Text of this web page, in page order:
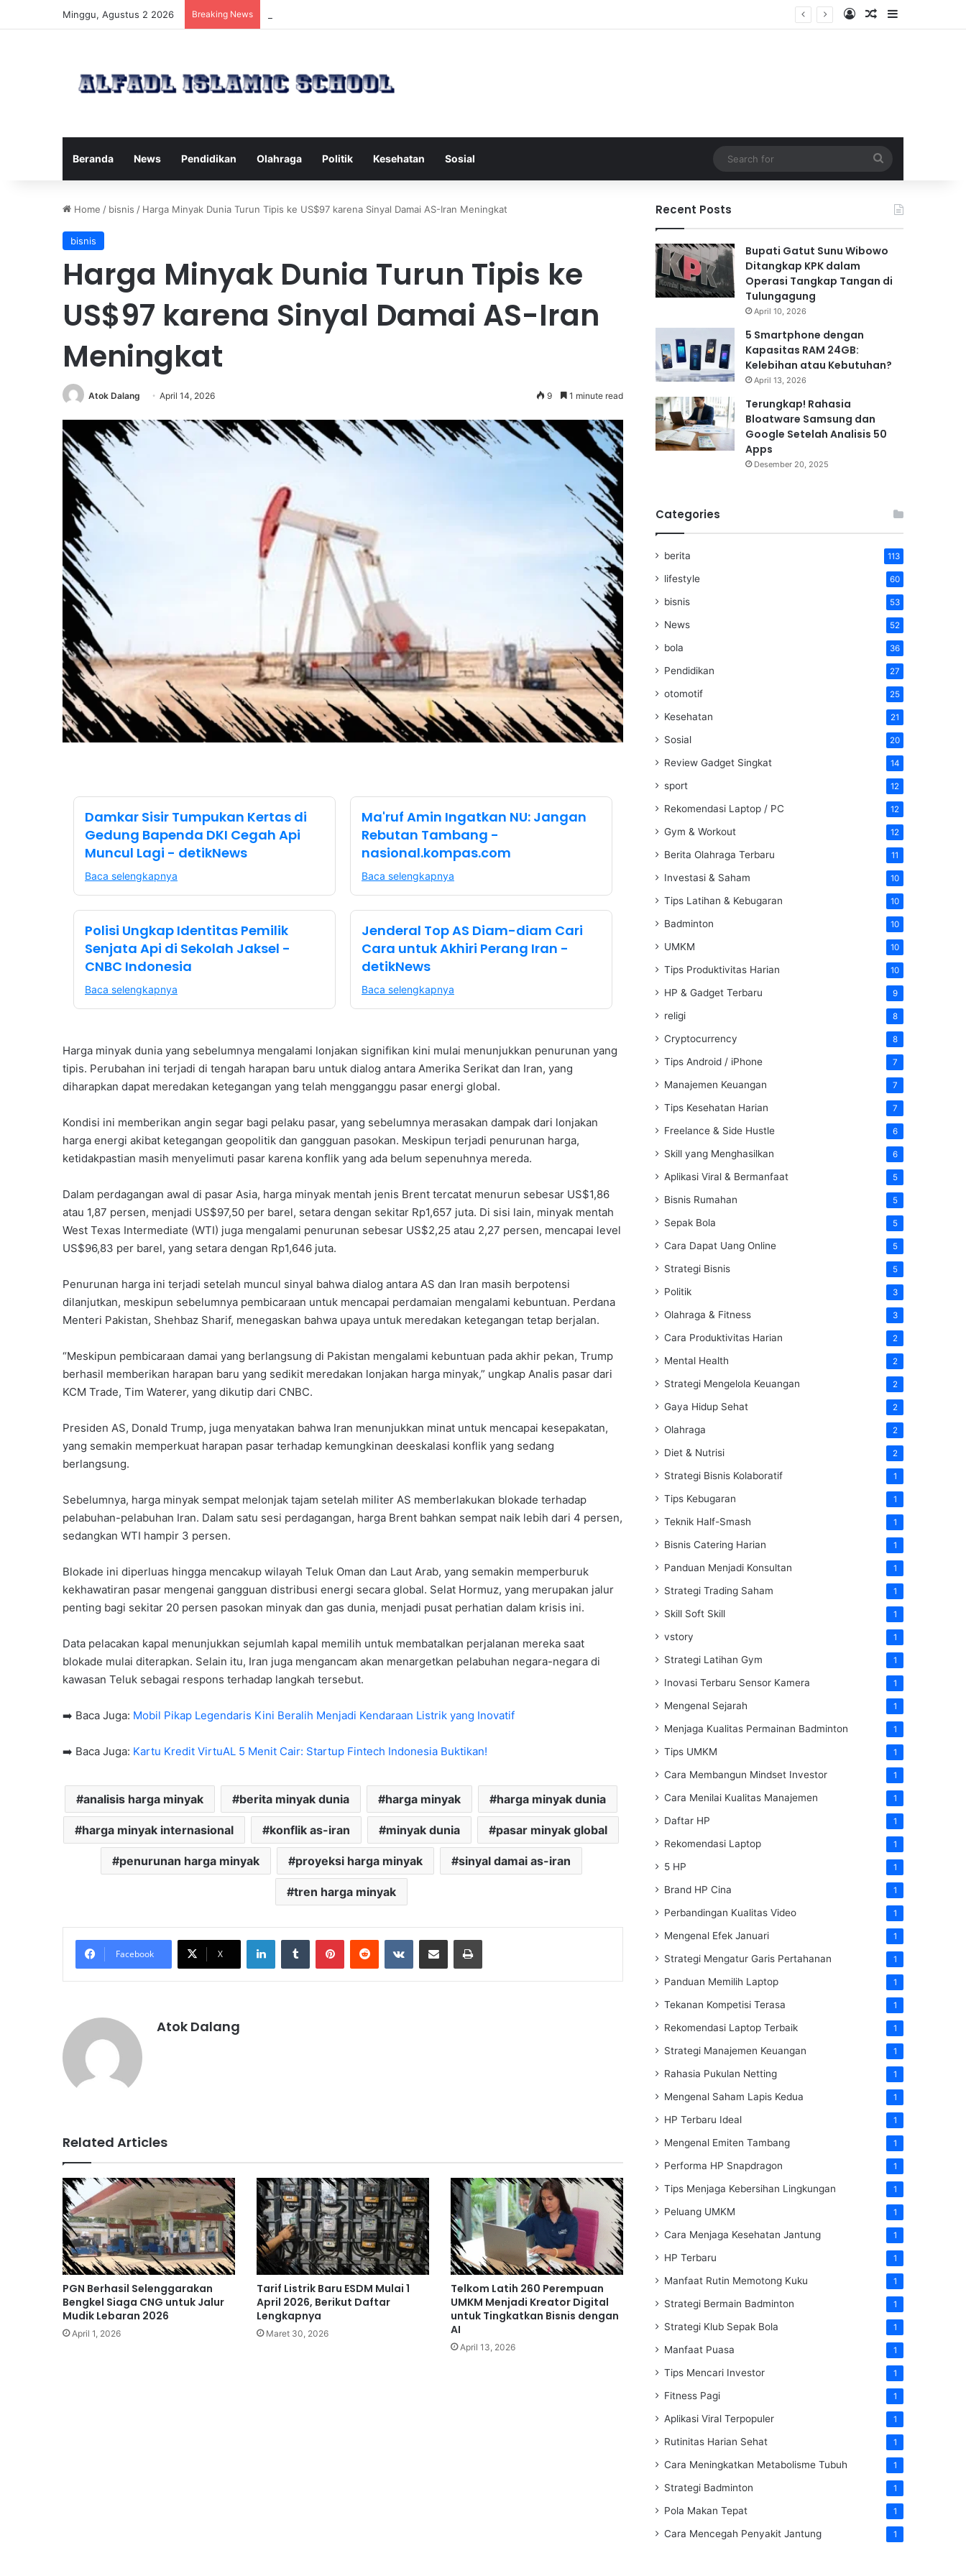
Minggu, Agustus 2 2026 Breaking News Log InRandom Article
Sidebar
Beranda News Pendidikan Olahraga Politik Kesehatan Sosial
for
Home / bisnis / Harga Minyak Dunia Turun Tipis ke US$97 karena Sinyal Damai AS-Iran Meningkat
bisnis
Harga Minyak Dunia Turun Tipis ke
US$97 karena Sinyal Damai AS-Iran
Meningkat
Atok Dalang April 14, 2026 9 1 minute read
Damkar Sisir Tumpukan Kertas di
Gedung Bapenda DKI Cegah Api
Muncul Lagi - detikNews
Baca selengkapnya
Ma'ruf Amin Ingatkan NU: Jangan
Rebutan Tambang -
nasional.kompas.com
Baca selengkapnya
Polisi Ungkap Identitas Pemilik
Senjata Api di Sekolah Jaksel -
CNBC Indonesia
Baca selengkapnya
Jenderal Top AS Diam-diam Cari
Cara untuk Akhiri Perang Iran -
detikNews
Baca selengkapnya
Harga minyak dunia yang sebelumnya mengalami lonjakan signifikan kini mulai menunjukkan penurunan yang
tipis. Perubahan ini terjadi di tengah harapan baru untuk dialog antara Amerika Serikat dan Iran, yang
diharapkan dapat meredakan ketegangan yang telah mengganggu pasar energi global.
Kondisi ini memberikan angin segar bagi pelaku pasar, yang sebelumnya merasakan dampak dari lonjakan
harga energi akibat ketegangan geopolitik dan gangguan pasokan. Meskipun terjadi penurunan harga,
ketidakpastian masih menyelimuti pasar karena konflik yang ada belum sepenuhnya mereda.
Dalam perdagangan awal di pasar Asia, harga minyak mentah jenis Brent tercatat menurun sebesar US$1,86
atau 1,87 persen, menjadi US$97,50 per barel, setara dengan sekitar Rp1,657 juta. Di sisi lain, minyak mentah
West Texas Intermediate (WTI) juga mengalami penurunan sebesar US$2,25 atau 2,27 persen, mencapai level
US$96,83 per barel, yang setara dengan Rp1,646 juta.
Penurunan harga ini terjadi setelah muncul sinyal bahwa dialog antara AS dan Iran masih berpotensi
dilanjutkan, meskipun sebelumnya pembicaraan untuk mencapai perdamaian mengalami kebuntuan. Perdana
Menteri Pakistan, Shehbaz Sharif, menegaskan bahwa upaya untuk meredakan ketegangan tetap berjalan.
“Meskipun pembicaraan damai yang berlangsung di Pakistan mengalami kebuntuan pada akhir pekan, Trump
berhasil memberikan harapan baru yang sedikit meredakan lonjakan harga minyak,” ungkap Analis pasar dari
KCM Trade, Tim Waterer, yang dikutip dari CNBC.
Presiden AS, Donald Trump, juga menyatakan bahwa Iran menunjukkan minat untuk mencapai kesepakatan,
yang semakin memperkuat harapan pasar terhadap kemungkinan deeskalasi konflik yang sedang
berlangsung.
Sebelumnya, harga minyak sempat melonjak tajam setelah militer AS memberlakukan blokade terhadap
pelabuhan-pelabuhan Iran. Dalam satu sesi perdagangan, harga Brent bahkan sempat naik lebih dari 4 persen,
sedangkan WTI hampir 3 persen.
Blokade ini diperluas hingga mencakup wilayah Teluk Oman dan Laut Arab, yang semakin memperburuk
kekhawatiran pasar mengenai gangguan distribusi energi secara global. Selat Hormuz, yang merupakan jalur
penting bagi sekitar 20 persen pasokan minyak dan gas dunia, menjadi pusat perhatian dalam krisis ini.
Data pelacakan kapal menunjukkan sejumlah kapal memilih untuk membatalkan perjalanan mereka saat
blokade mulai diterapkan. Selain itu, Iran juga mengancam akan menargetkan pelabuhan negara-negara di
kawasan Teluk sebagai respons terhadap langkah tersebut.
➡️ Baca Juga: Mobil Pikap Legendaris Kini Beralih Menjadi Kendaraan Listrik yang Inovatif
➡️ Baca Juga: Kartu Kredit VirtuAL 5 Menit Cair: Startup Fintech Indonesia Buktikan!
analisis harga minyak berita minyak dunia harga minyak harga minyak dunia
harga minyak internasional konflik as-iran minyak dunia pasar minyak global
penurunan harga minyak proyeksi harga minyak sinyal damai as-iran
tren harga minyak
Facebook X
LinkedInTumblr PinterestReddit VKontakteShare via Email Print
Atok Dalang
Related Articles
PGN Berhasil Selenggarakan
Bengkel Siaga CNG untuk Jalur
Mudik Lebaran 2026
April 1, 2026
Tarif Listrik Baru ESDM Mulai 1
April 2026, Berikut Daftar
Lengkapnya
Maret 30, 2026
Telkom Latih 260 Perempuan
UMKM Menjadi Kreator Digital
untuk Tingkatkan Bisnis dengan
AI
April 13, 2026
Recent Posts
Bupati Gatut Sunu Wibowo
Ditangkap KPK dalam
Operasi Tangkap Tangan di
Tulungagung
April 10, 2026
5 Smartphone dengan
Kapasitas RAM 24GB:
Kelebihan atau Kebutuhan?
April 13, 2026
Terungkap! Rahasia
Bloatware Samsung dan
Google Setelah Analisis 50
Apps
Desember 20, 2025
Categories
berita 113
lifestyle 60
bisnis 53
News 52
bola 36
Pendidikan 27
otomotif 25
Kesehatan 21
Sosial 20
Review Gadget Singkat 14
sport 12
Rekomendasi Laptop / PC 12
Gym & Workout 12
Berita Olahraga Terbaru 11
Investasi & Saham 10
Tips Latihan & Kebugaran 10
Badminton 10
UMKM 10
Tips Produktivitas Harian 10
HP & Gadget Terbaru 9
religi 8
Cryptocurrency 8
Tips Android / iPhone 7
Manajemen Keuangan 7
Tips Kesehatan Harian 7
Freelance & Side Hustle 6
Skill yang Menghasilkan 6
Aplikasi Viral & Bermanfaat 5
Bisnis Rumahan 5
Sepak Bola 5
Cara Dapat Uang Online 5
Strategi Bisnis 5
Politik 3
Olahraga & Fitness 3
Cara Produktivitas Harian 2
Mental Health 2
Strategi Mengelola Keuangan 2
Gaya Hidup Sehat 2
Olahraga 2
Diet & Nutrisi 2
Strategi Bisnis Kolaboratif 1
Tips Kebugaran 1
Teknik Half-Smash 1
Bisnis Catering Harian 1
Panduan Menjadi Konsultan 1
Strategi Trading Saham 1
Skill Soft Skill 1
vstory 1
Strategi Latihan Gym 1
Inovasi Terbaru Sensor Kamera 1
Mengenal Sejarah 1
Menjaga Kualitas Permainan Badminton 1
Tips UMKM 1
Cara Membangun Mindset Investor 1
Cara Menilai Kualitas Manajemen 1
Daftar HP 1
Rekomendasi Laptop 1
5 HP 1
Brand HP Cina 1
Perbandingan Kualitas Video 1
Mengenal Efek Januari 1
Strategi Mengatur Garis Pertahanan 1
Panduan Memilih Laptop 1
Tekanan Kompetisi Terasa 1
Rekomendasi Laptop Terbaik 1
Strategi Manajemen Keuangan 1
Rahasia Pukulan Netting 1
Mengenal Saham Lapis Kedua 1
HP Terbaru Ideal 1
Mengenal Emiten Tambang 1
Performa HP Snapdragon 1
Tips Menjaga Kebersihan Lingkungan 1
Peluang UMKM 1
Cara Menjaga Kesehatan Jantung 1
HP Terbaru 1
Manfaat Rutin Memotong Kuku 1
Strategi Bermain Badminton 1
Strategi Klub Sepak Bola 1
Manfaat Puasa 1
Tips Mencari Investor 1
Fitness Pagi 1
Aplikasi Viral Terpopuler 1
Rutinitas Harian Sehat 1
Cara Meningkatkan Metabolisme Tubuh 1
Strategi Badminton 1
Pola Makan Tepat 1
Cara Mencegah Penyakit Jantung 1